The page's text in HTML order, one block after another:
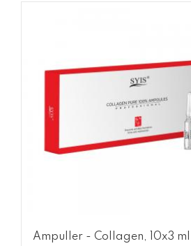
Ampuller - Collagen, 10x3 ml